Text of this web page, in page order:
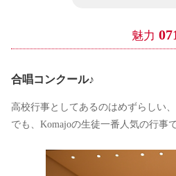
魅力
合唱コンクール♪
高校行事としてあるのはめずらしい
でも、Komajoの生徒一番人気の行事で